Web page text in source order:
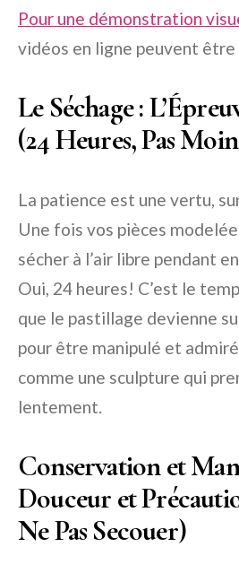
Pour une démonstration
vidéos en ligne peuvent
Le Séchage :
(24 Heures, Pas
La patience est une vertu,
Une fois vos pièces
sécher à l’air libre pendant
Oui, 24 heures! C’est le
que le pastillage devienne
pour être manipulé et
comme une sculpture qui
lentement.
Conservation et
Douceur et
Ne Pas Secouer)